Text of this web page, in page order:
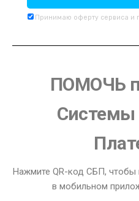
Принимаю оферту сервиса и
ПОМОЧЬ
Нажмите QR-код СБП, чтобы
в мобильном